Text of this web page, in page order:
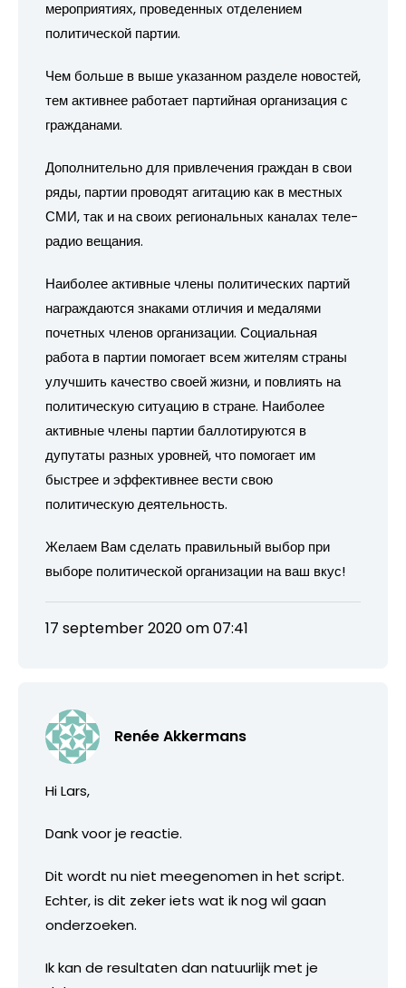
мероприятиях, проведенных отделением
политической партии.
Чем больше в выше указанном разделе новостей,
тем активнее работает партийная организация с
гражданами.
Дополнительно для привлечения граждан в свои
ряды, партии проводят агитацию как в местных
СМИ, так и на своих региональных каналах теле-
радио вещания.
Наиболее активные члены политических партий
награждаются знаками отличия и медалями
почетных членов организации. Социальная
работа в партии помогает всем жителям страны
улучшить качество своей жизни, и повлиять на
политическую ситуацию в стране. Наиболее
активные члены партии баллотируются в
дупутаты разных уровней, что помогает им
быстрее и эффективнее вести свою
политическую деятельность.
Желаем Вам сделать правильный выбор при
выборе политической организации на ваш вкус!
17 september 2020 om 07:41
Renée Akkermans
Hi Lars,
Dank voor je reactie.
Dit wordt nu niet meegenomen in het script.
Echter, is dit zeker iets wat ik nog wil gaan
onderzoeken.
Ik kan de resultaten dan natuurlijk met je